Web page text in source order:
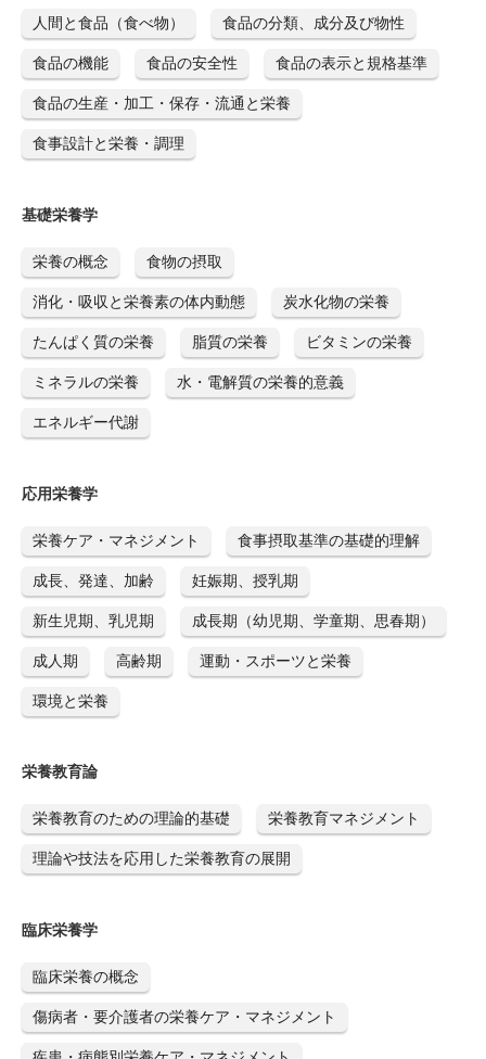
人間と食品（食べ物） 食品の分類、成分及び物性
食品の機能 食品の安全性 食品の表示と規格基準
食品の生産・加工・保存・流通と栄養
食事設計と栄養・調理
基礎栄養学
栄養の概念 食物の摂取
消化・吸収と栄養素の体内動態 炭水化物の栄養
たんぱく質の栄養 脂質の栄養 ビタミンの栄養
ミネラルの栄養 水・電解質の栄養的意義
エネルギー代謝
応用栄養学
栄養ケア・マネジメント 食事摂取基準の基礎的理解
成長、発達、加齢 妊娠期、授乳期
新生児期、乳児期 成長期（幼児期、学童期、思春期）
成人期 高齢期 運動・スポーツと栄養
環境と栄養
栄養教育論
栄養教育のための理論的基礎 栄養教育マネジメント
理論や技法を応用した栄養教育の展開
臨床栄養学
臨床栄養の概念
傷病者・要介護者の栄養ケア・マネジメント